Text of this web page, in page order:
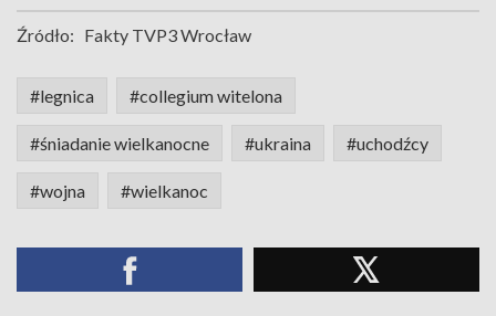
Źródło: Fakty TVP3 Wrocław
#legnica #collegium witelona
#śniadanie wielkanocne #ukraina #uchodźcy
#wojna #wielkanoc